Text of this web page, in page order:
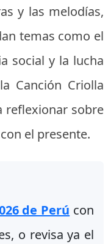
y las melodías,
temas como el
social y la lucha
Canción Criolla
reflexionar sobre
el presente.
de Perú con
o revisa ya el